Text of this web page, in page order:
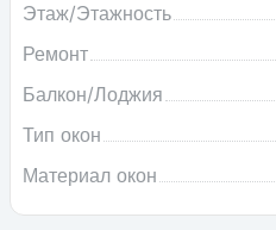
Этаж/Этажность
Ремонт
Балкон/Лоджия
Тип окон
Материал окон